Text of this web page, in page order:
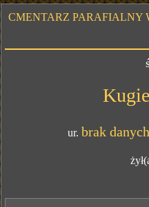
CMENTARZ PARAFIALNY
ur. brak danych